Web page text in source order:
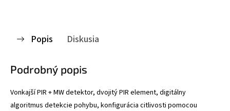
Popis Diskusia
Podrobný popis
Vonkajší PIR + MW detektor, dvojitý PIR element, digitálny
algoritmus detekcie pohybu, konfigurácia citlivosti pomocou